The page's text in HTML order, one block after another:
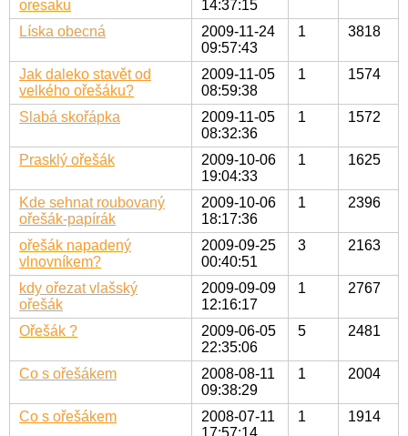
oresaku
14:37:15
Líska obecná
2009-11-24
09:57:43
1 3818
Jak daleko stavět od
velkého ořešáku?
2009-11-05
08:59:38
1 1574
Slabá skořápka
2009-11-05
08:32:36
1 1572
Prasklý ořešák
2009-10-06
19:04:33
1 1625
Kde sehnat roubovaný
ořešák-papírák
2009-10-06
18:17:36
1 2396
ořešák napadený
vlnovníkem?
2009-09-25
00:40:51
3 2163
kdy ořezat vlašský
ořešák
2009-09-09
12:16:17
1 2767
Ořešák ?
2009-06-05
22:35:06
5 2481
Co s ořešákem
2008-08-11
09:38:29
1 2004
Co s ořešákem
2008-07-11
17:57:14
1 1914